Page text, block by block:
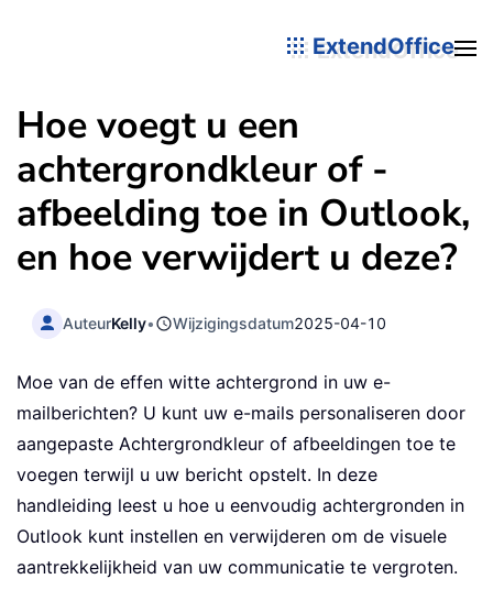
ExtendOffice
Hoe voegt u een
achtergrondkleur of -
afbeelding toe in Outlook,
en hoe verwijdert u deze?
AuteurKelly• Wijzigingsdatum2025-04-10
Moe van de effen witte achtergrond in uw e-
mailberichten? U kunt uw e-mails personaliseren door
aangepaste Achtergrondkleur of afbeeldingen toe te
voegen terwijl u uw bericht opstelt. In deze
handleiding leest u hoe u eenvoudig achtergronden in
Outlook kunt instellen en verwijderen om de visuele
aantrekkelijkheid van uw communicatie te vergroten.